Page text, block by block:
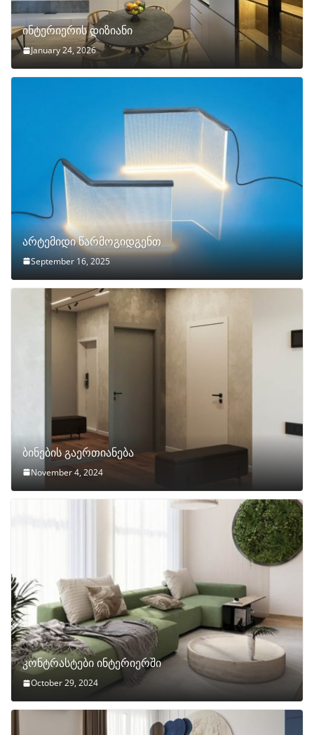
ინტერიერის დიზიანი
January 24, 2026
არტემიდი წარმოგიდგენთ
September 16, 2025
ბინების გაერთიანება
November 4, 2024
კონტრასტები ინტერიერში
October 29, 2024